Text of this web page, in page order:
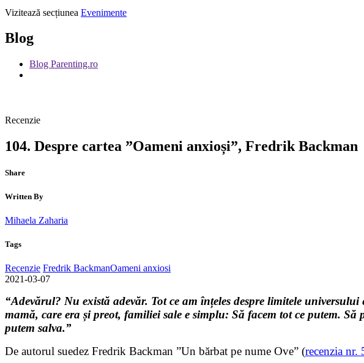
Vizitează secțiunea Evenimente
Blog
Blog Parenting.ro
Recenzie
104. Despre cartea ”Oameni anxioși”, Fredrik Backman
Share
Written By
Mihaela Zaharia
Tags
Recenzie Fredrik BackmanOameni anxiosi
2021-03-07
“Adevărul? Nu există adevăr. Tot ce am înțeles despre limitele
mamă, care era și preot, familiei sale e simplu: Să facem tot ce putem.
putem salva.”
De autorul suedez Fredrik Backman ”Un bărbat pe nume Ove” (recenzia nr.